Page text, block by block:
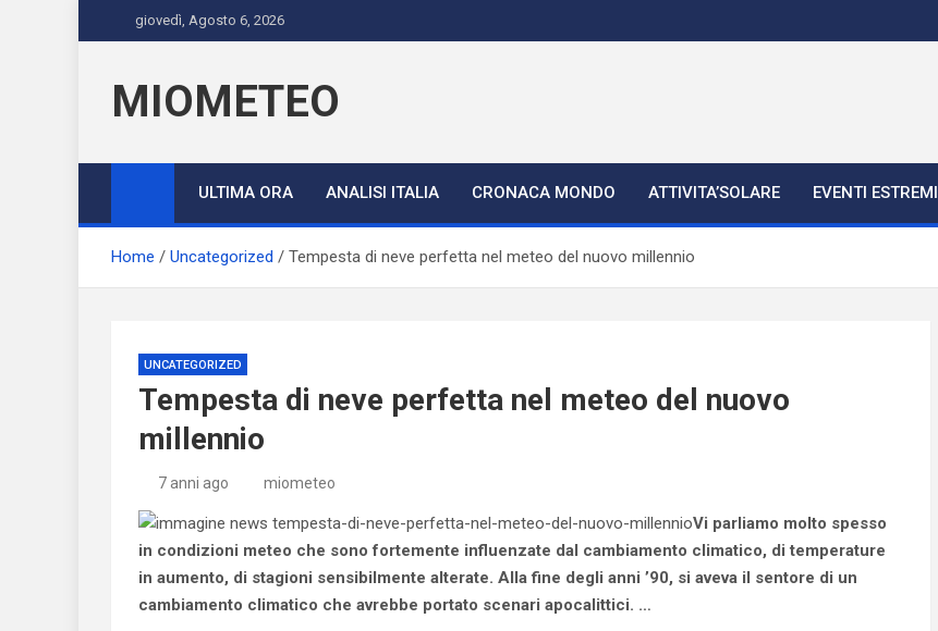
to
giovedì, Agosto 6, 2026
MIOMETEO
ULTIMA ORA ANALISI ITALIA CRONACA MONDO ATTIVITA’SOLARE EVENTI ESTREMI
Home Uncategorized Tempesta di neve perfetta nel meteo del nuovo millennio
UNCATEGORIZED
Tempesta di neve perfetta nel meteo del nuovo
millennio
7 anni ago miometeo
Vi parliamo molto spesso
in condizioni meteo che sono fortemente influenzate dal cambiamento climatico, di temperature
in aumento, di stagioni sensibilmente alterate. Alla fine degli anni ’90, si aveva il sentore di un
cambiamento climatico che avrebbe portato scenari apocalittici. …